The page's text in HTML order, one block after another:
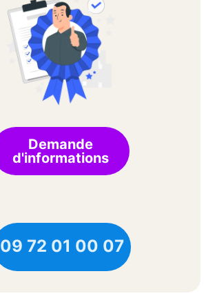
Demande
d'informations
09 72 01 00 07